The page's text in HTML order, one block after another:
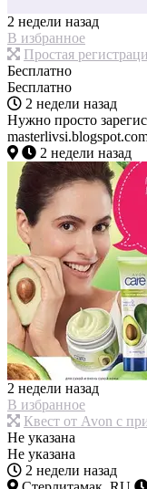
2 недели назад
В избранное
Простая
Бесплатно
Бесплатно
2 недели назад
Нужно просто
2 недели назад
2 недели назад
В избранное
Квест от Avon с
Не указана
Не указана
2 недели назад